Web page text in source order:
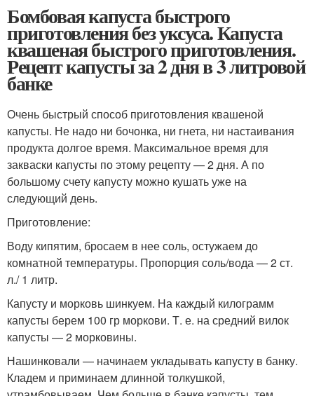
Бомбовая капуста быстрого
приготовления без уксуса. Капуста
квашеная быстрого приготовления.
Рецепт капусты за 2 дня в 3 литровой
банке
Очень быстрый способ приготовления квашеной
капусты. Не надо ни бочонка, ни гнета, ни настаивания
продукта долгое время. Максимальное время для
закваски капусты по этому рецепту — 2 дня. А по
большому счету капусту можно кушать уже на
следующий день.
Приготовление:
Воду кипятим, бросаем в нее соль, остужаем до
комнатной температуры. Пропорция соль/вода — 2 ст.
л./ 1 литр.
Капусту и морковь шинкуем. На каждый килограмм
капусты берем 100 гр моркови. Т. е. на средний вилок
капусты — 2 морковины.
Нашинковали — начинаем укладывать капусту в банку.
Кладем и приминаем длинной толкушкой,